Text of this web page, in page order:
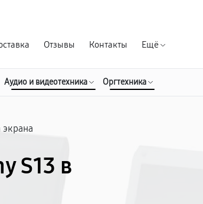
Отзывы Контакты Ещё
Аудио и видеотехника Оргтехника
экрана
S13 в